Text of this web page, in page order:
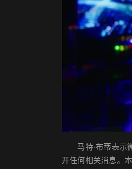
马特·布蒂表示微
开任何相关消息。